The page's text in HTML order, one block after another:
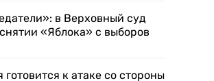
в Верховный суд
«Яблока» с выборов
к атаке со стороны